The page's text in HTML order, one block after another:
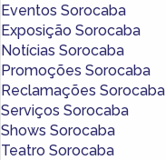
Eventos Sorocaba
Exposição Sorocaba
Notícias Sorocaba
Promoções Sorocaba
Reclamações Sorocaba
Serviços Sorocaba
Shows Sorocaba
Teatro Sorocaba